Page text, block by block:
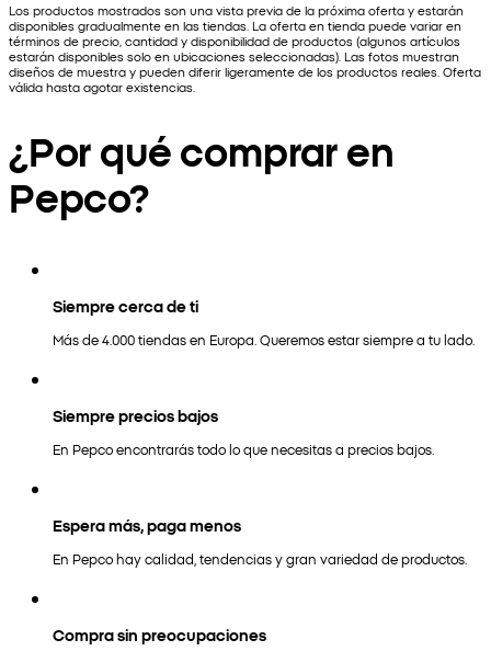
Los productos mostrados son una vista previa de la próxima oferta y estarán
disponibles gradualmente en las tiendas. La oferta en tienda puede variar en
términos de precio, cantidad y disponibilidad de productos (algunos artículos
estarán disponibles solo en ubicaciones seleccionadas). Las fotos muestran
diseños de muestra y pueden diferir ligeramente de los productos reales. Oferta
válida hasta agotar existencias.
¿Por qué comprar en
Pepco?
Siempre cerca de ti
Más de 4.000 tiendas en Europa. Queremos estar siempre a tu lado.
Siempre precios bajos
En Pepco encontrarás todo lo que necesitas a precios bajos.
Espera más, paga menos
En Pepco hay calidad, tendencias y gran variedad de productos.
Compra sin preocupaciones